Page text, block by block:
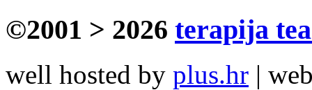
©2001 > 2026 terapija
well hosted by plus.hr |